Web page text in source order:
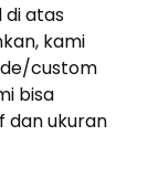
di atas
kami
custom
bisa
dan ukuran